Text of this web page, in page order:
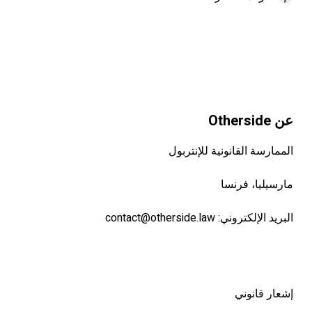
عن Otherside
الممارسة القانونية للإنتربول
مارسيليا، فرنسا
البريد الإلكتروني:contact@otherside.law
إشعار قانوني